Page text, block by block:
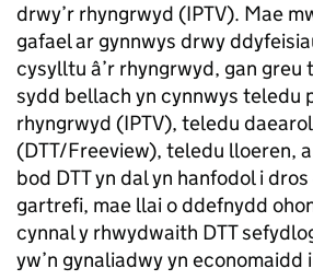
drwy’r rhyngrwyd (IPTV). Mae
gafael ar gynnwys drwy
cysylltu â’r rhyngrwyd, gan
sydd bellach yn cynnwys teledu
rhyngrwyd (IPTV), teledu
(DTT/Freeview), teledu lloeren,
bod DTT yn dal yn hanfodol i
gartrefi, mae llai o ddefnydd
cynnal y rhwydwaith DTT
yw’n gynaliadwy yn